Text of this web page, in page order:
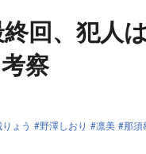
終回、犯人
察
ょう 野澤しおり 凛美 那須